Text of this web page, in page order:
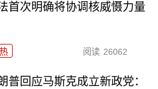
首次明确将协调核威慑力量
阅读 26062
普回应马斯克成立新政党：